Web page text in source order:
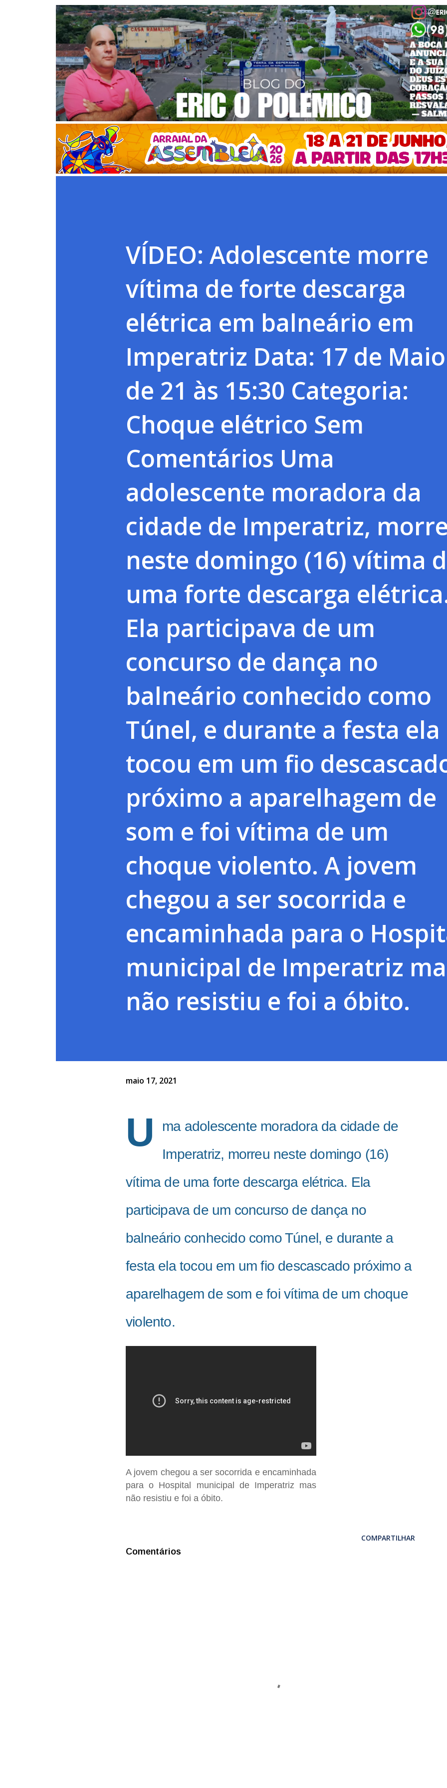
Pular para o conteúdo principal
VÍDEO: Adolescente morre
vítima de forte descarga
elétrica em balneário em
Imperatriz Data: 17 de Maio
de 21 às 15:30 Categoria:
Choque elétrico Sem
Comentários Uma
adolescente moradora da
cidade de Imperatriz,
neste domingo (16) vítima
uma forte descarga
Ela participava de um
concurso de dança no
balneário conhecido como
Túnel, e durante a festa ela
tocou em um fio
próximo a aparelhagem de
som e foi vítima de um
choque violento. A jovem
chegou a ser socorrida e
encaminhada para o
municipal de Imperatriz
não resistiu e foi a óbito.
maio 17, 2021
U
ma adolescente moradora da cidade de
Imperatriz, morreu neste domingo (16)
vítima de uma forte descarga elétrica. Ela
participava de um concurso de dança no
balneário conhecido como Túnel, e durante a
festa ela tocou em um fio descascado próximo a
aparelhagem de som e foi vítima de um choque
violento.
A jovem chegou a ser socorrida e encaminhada
para o Hospital municipal de Imperatriz mas
não resistiu e foi a óbito.
COMPARTILHAR
Comentários